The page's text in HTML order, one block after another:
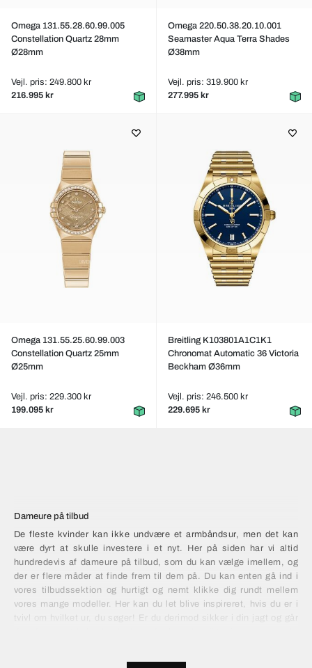
Omega 131.55.28.60.99.005
Constellation Quartz 28mm
Ø28mm
Vejl. pris: 249.800 kr
216.995 kr
Omega 220.50.38.20.10.001
Seamaster Aqua Terra Shades
Ø38mm
Vejl. pris: 319.900 kr
277.995 kr
Omega 131.55.25.60.99.003
Constellation Quartz 25mm
Ø25mm
Vejl. pris: 229.300 kr
199.095 kr
Breitling K103801A1C1K1
Chronomat Automatic 36 Victoria
Beckham Ø36mm
Vejl. pris: 246.500 kr
229.695 kr
Dameure på tilbud
De fleste kvinder kan ikke undvære et armbåndsur, men det kan
være dyrt at skulle investere i et nyt. Her på siden har vi altid
hundredevis af dameure på tilbud, som du kan vælge imellem, og
der er flere måder at finde frem til dem på. Du kan enten gå ind i
vores tilbudssektion og hurtigt og nemt klikke dig rundt mellem
vores mange modeller. Her kan du let blive inspireret, hvis du er i
tvivl om hvilket ur, du søger! Er du derimod sikker i din jagt og går
og præferencer, og vælg til sidst den ønskede rabat. På den måde